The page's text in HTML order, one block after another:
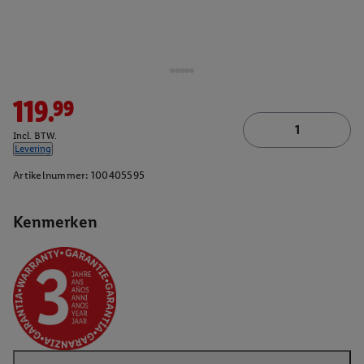
Kenmerken
119.99
Incl. BTW.
Levering
Artikelnummer: 100405595